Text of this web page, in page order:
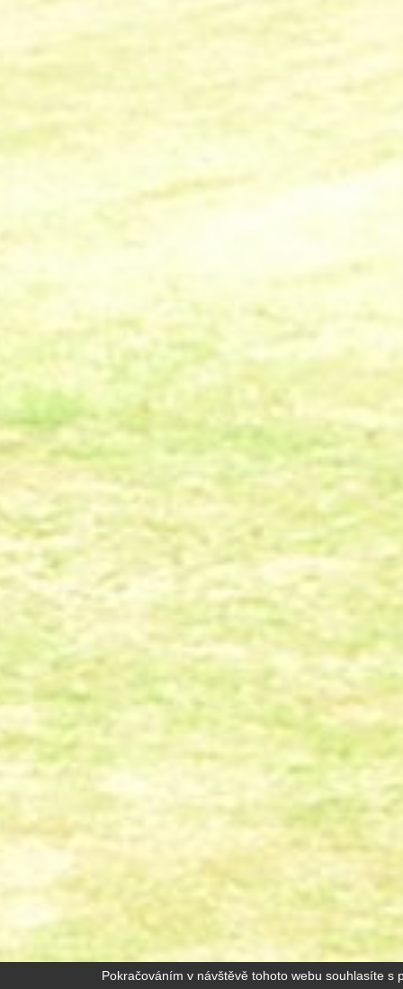
Pokračováním v návštěvě tohoto webu souhlasíte